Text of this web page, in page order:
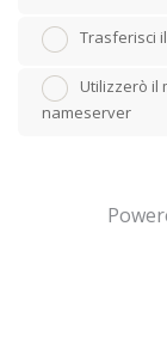
Trasferisci
Utilizzerò il
nameserver